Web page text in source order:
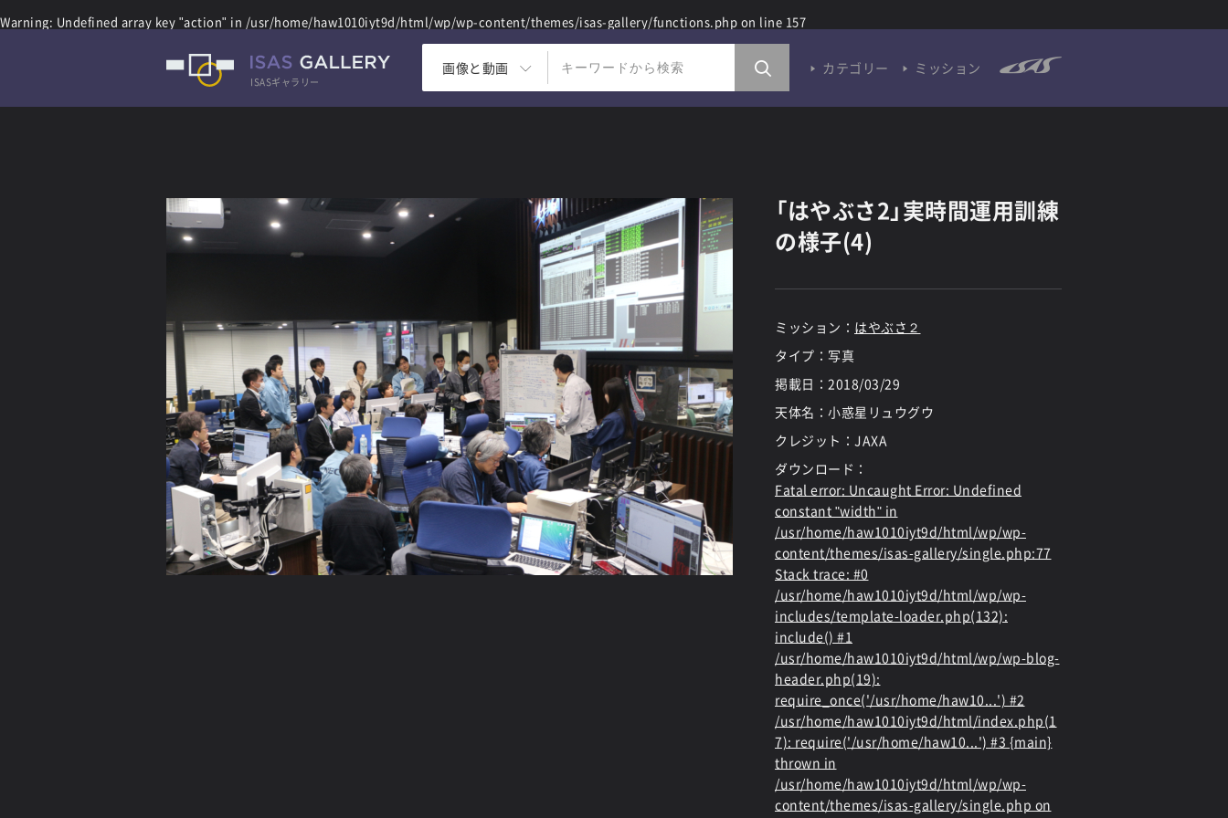
Warning: Undefined array key "action" in /usr/home/haw1010iyt9d/html/wp/wp-content/themes/isas-gallery/functions.php on line 157
ISASギャラリー
画像と動画 カテゴリー ミッション
「はやぶさ2」実時間運用訓練
の様子(4)
ミッション： はやぶさ２
タイプ：写真
掲載日： 2018/03/29
天体名：小惑星リュウグウ
クレジット：JAXA
ダウンロード：
Fatal error: Uncaught Error: Undefined
constant "width" in
/usr/home/haw1010iyt9d/html/wp/wp-
content/themes/isas-gallery/single.php:77
Stack trace: #0
/usr/home/haw1010iyt9d/html/wp/wp-
includes/template-loader.php(132):
include() #1
/usr/home/haw1010iyt9d/html/wp/wp-blog-
header.php(19):
require_once('/usr/home/haw10...') #2
/usr/home/haw1010iyt9d/html/index.php(1
7): require('/usr/home/haw10...') #3 {main}
thrown in
/usr/home/haw1010iyt9d/html/wp/wp-
content/themes/isas-gallery/single.php on